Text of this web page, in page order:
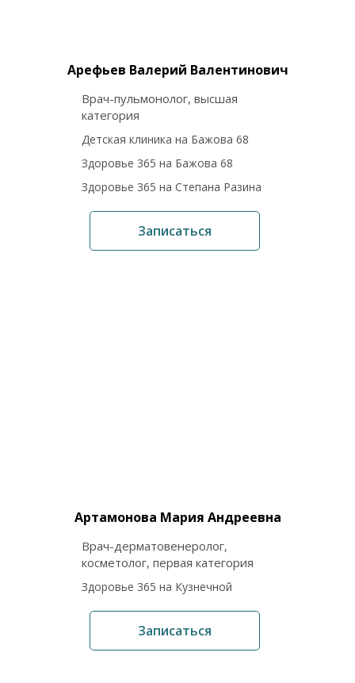
Арефьев Валерий Валентинович
Врач-пульмонолог, высшая
категория
Детская клиника на Бажова 68
Здоровье 365 на Бажова 68
Здоровье 365 на Степана Разина
Записаться
Артамонова Мария Андреевна
Врач-дерматовенеролог,
косметолог, первая категория
Здоровье 365 на Кузнечной
Записаться